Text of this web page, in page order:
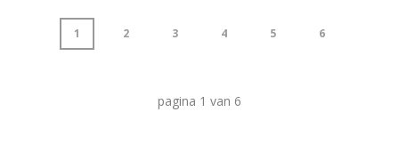
1 2 3 4 5 6
pagina 1 van 6